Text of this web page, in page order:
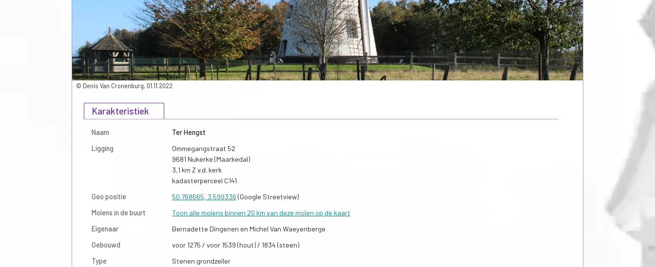
Karakteristiek
Naam
Ter Hengst
Ligging
Ommegangstraat 52
9681 Nukerke (Maarkedal)
3,1 km Z v.d. kerk
kadasterperceel C141
Geo positie
50.768665, 3.599336 (Google Streetview)
Molens in de buurt
Toon alle molens binnen 20 km van deze molen op de kaart
Eigenaar
Bernadette Dingenen en Michel Van Waeyenberge
Gebouwd
voor 1275 / voor 1539 (hout) / 1834 (steen)
Type
Stenen grondzeiler
© Denis Van Cronenburg, 01.11.2022